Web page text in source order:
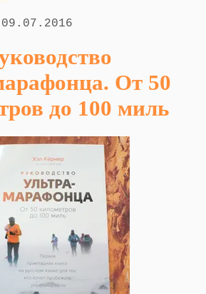
09.07.2016
От 50
до 100 миль